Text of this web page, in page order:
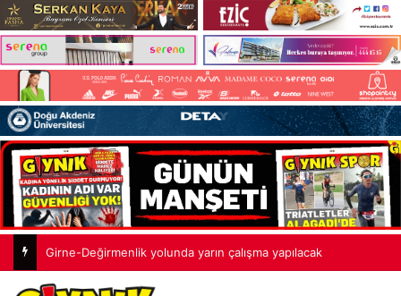
Girne-Değirmenlik yolunda yarın çalışma yapılacak